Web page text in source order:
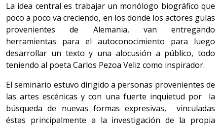
La idea central es trabajar un monólogo biográfico que
poco a poco va creciendo, en los donde los actores guías
provenientes de Alemania, van entregando
herramientas para el autoconocimiento para luego
desarrollar un texto y una alocusión a público, todo
teniendo al poeta Carlos Pezoa Veliz como inspirador.
El seminario estuvo dirigido a personas provenientes de
las artes escénicas y con una fuerte inquietud por la
búsqueda de nuevas formas expresivas, vinculadas
éstas principalmente a la investigación de la propia